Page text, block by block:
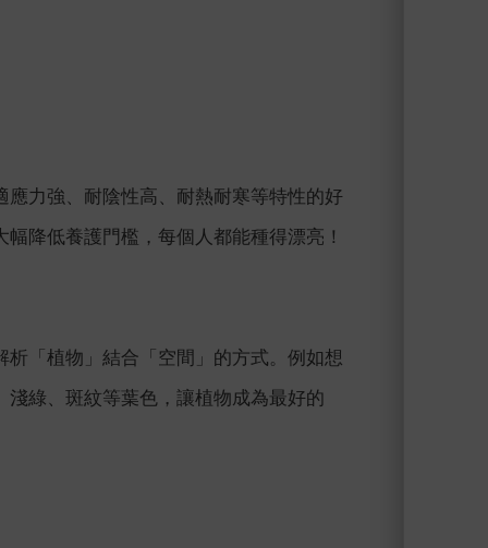
力強、耐陰性高、耐熱耐寒等特性的好
降低養護門檻，每個人都能種得漂亮！
「植物」結合「空間」的方式。例如想
綠、斑紋等葉色，讓植物成為最好的